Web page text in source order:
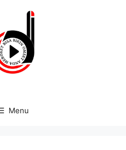
Menu